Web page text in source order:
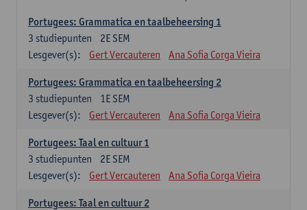
Portugees: Grammatica en taalbeheersing 1
2E SEM
3 studiepunten
Lesgever(s):
Gert Vercauteren Ana Sofia Corga Vieira
Portugees: Grammatica en taalbeheersing 2
1E SEM
3 studiepunten
Lesgever(s):
Gert Vercauteren Ana Sofia Corga Vieira
Portugees: Taal en cultuur 1
2E SEM
3 studiepunten
Lesgever(s):
Gert Vercauteren Ana Sofia Corga Vieira
Portugees: Taal en cultuur 2